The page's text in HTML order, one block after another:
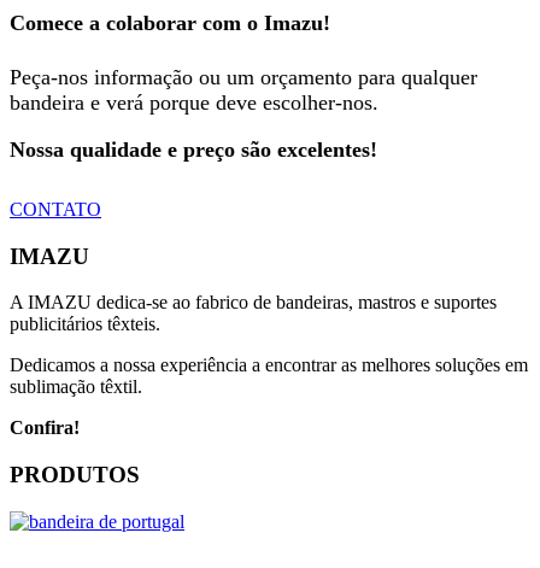
Comece a colaborar com o Imazu!
Peça-nos informação ou um orçamento para qualquer
bandeira e verá porque deve escolher-nos.
Nossa qualidade e preço são excelentes!
CONTATO
IMAZU
A IMAZU dedica-se ao fabrico de bandeiras, mastros e suportes
publicitários têxteis.
Dedicamos a nossa experiência a encontrar as melhores soluções em
sublimação têxtil.
Confira!
PRODUTOS